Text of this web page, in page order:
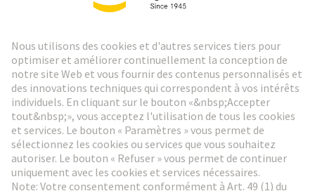
Aller à l'inscription
Social Media